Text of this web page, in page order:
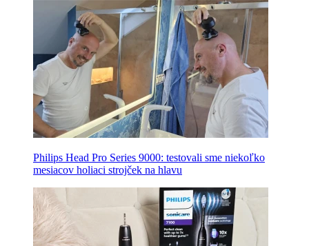
Philips Head Pro Series 9000: testovali sme niekoľko
mesiacov holiaci strojček na hlavu